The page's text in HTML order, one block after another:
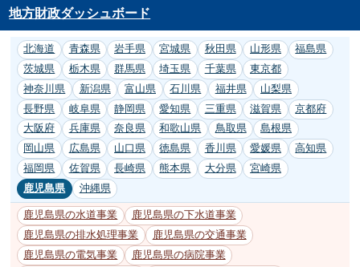
地方財政ダッシュボード
北海道 青森県 岩手県 宮城県 秋田県 山形県
福島県
茨城県
栃木県 群馬県 埼玉県 千葉県
東京都
神奈川県
新潟県 富山県 石川県 福井県
山梨県
長野県
岐阜県 静岡県 愛知県 三重県 滋賀県
京都府
大阪府
兵庫県 奈良県 和歌山県 鳥取県
島根県
岡山県
広島県 山口県 徳島県 香川県 愛媛県
高知県
福岡県
佐賀県 長崎県 熊本県 大分県
宮崎県
鹿児島県
沖縄県
鹿児島県の水道事業
鹿児島県の下水道事業
鹿児島県の排水処理事業
鹿児島県の交通事業
鹿児島県の電気事業
鹿児島県の病院事業